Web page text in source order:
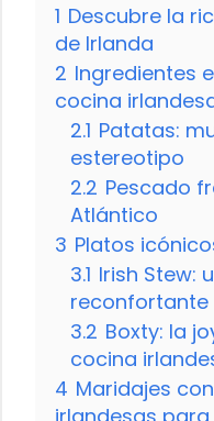
1 Descubre la
de Irlanda
2 Ingredientes
cocina
2.1 Patatas:
estereotipo
2.2 Pescado
Atlántico
3 Platos
3.1 Irish Stew:
reconfortante
3.2 Boxty: la
cocina
4 Maridajes